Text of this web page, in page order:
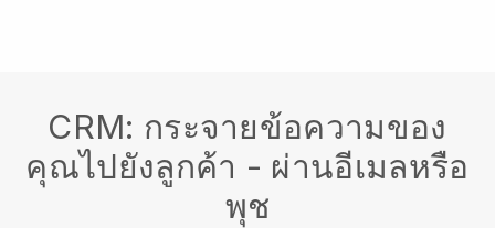
CRM: กระจายข้อความของ
คุณไปยังลูกค้า - ผ่านอีเมลหรือ
พุช